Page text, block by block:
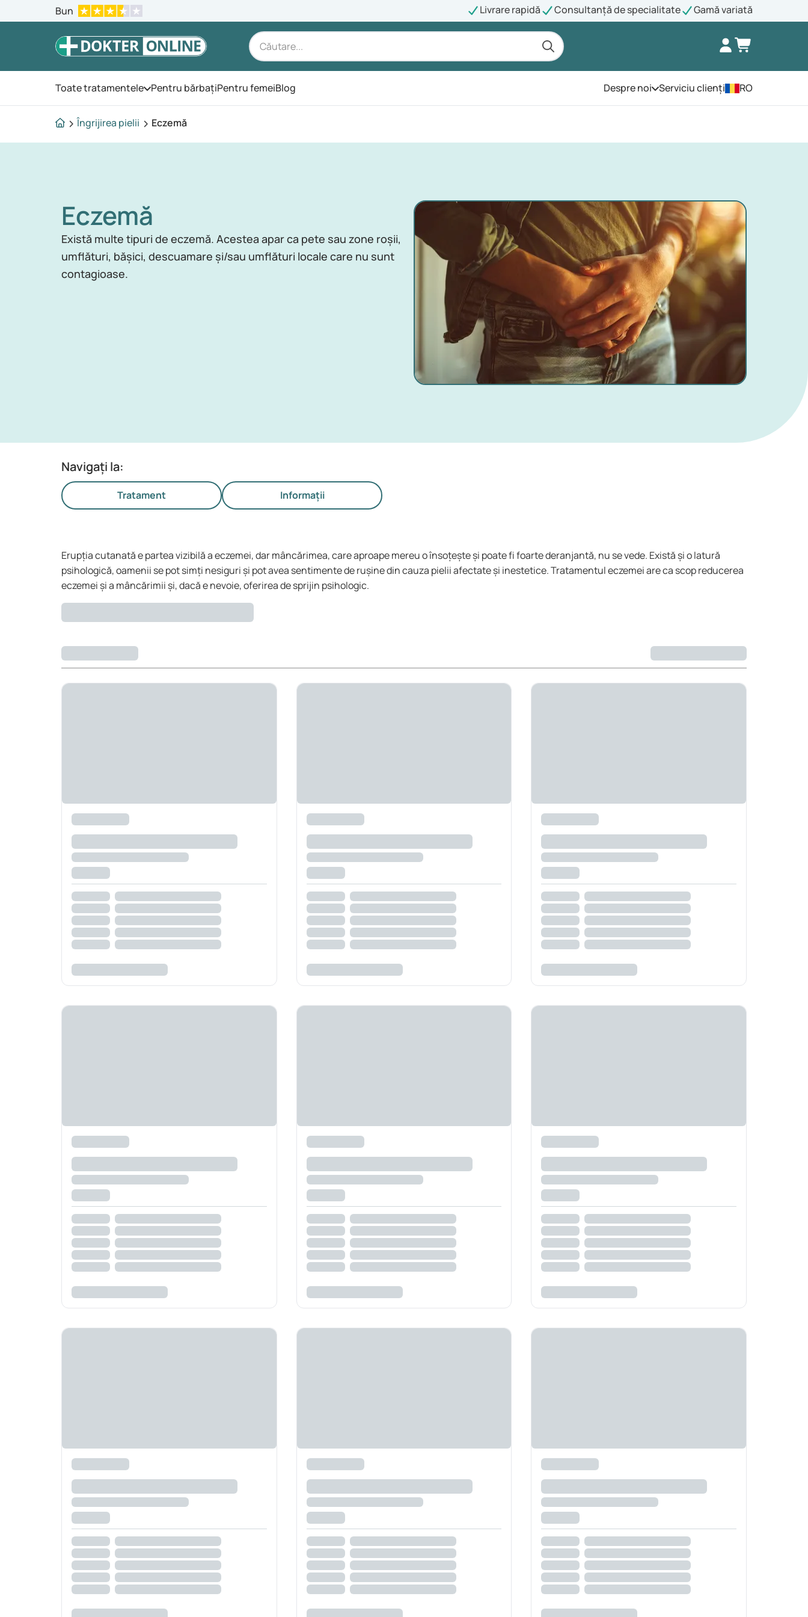
Bun Livrare rapidă Consultanță de specialitate Gamă variată
Toate tratamenteleDeschide meniul
Pentru bărbațiPentru femeiBlog Despre noi Deschide meniul
Serviciu clienți RO
Îngrijirea pielii Eczemă
Eczemă
Există multe tipuri de eczemă. Acestea apar ca pete sau zone roșii,
umflături, bășici, descuamare și/sau umflături locale care nu sunt
contagioase.
Navigați la:
Tratament Informații
Erupția cutanată e partea vizibilă a eczemei, dar mâncărimea, care aproape mereu o însoțește și poate fi foarte deranjantă, nu se vede. Există și o latură
psihologică, oamenii se pot simți nesiguri și pot avea sentimente de rușine din cauza pielii afectate și inestetice. Tratamentul eczemei are ca scop reducerea
eczemei și a mâncărimii și, dacă e nevoie, oferirea de sprijin psihologic.